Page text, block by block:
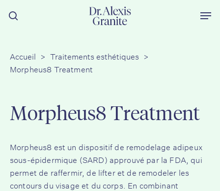
recherche
Accueil > Traitements esthétiques >
Morpheus8 Treatment
Morpheus8 Treatment
Morpheus8 est un dispositif de remodelage adipeux
sous-épidermique (SARD) approuvé par la FDA, qui
permet de raffermir, de lifter et de remodeler les
contours du visage et du corps. En combinant